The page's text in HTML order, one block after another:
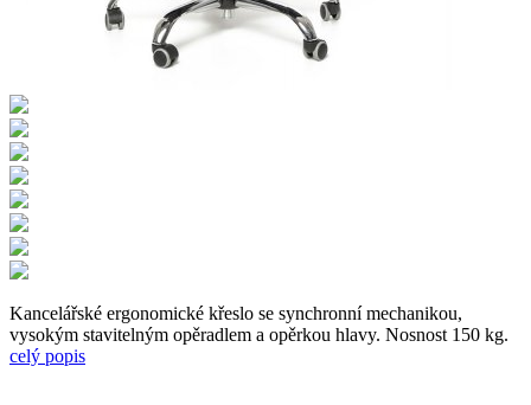
Kancelářské ergonomické křeslo se synchronní mechanikou,
vysokým stavitelným opěradlem a opěrkou hlavy. Nosnost 150 kg.
celý popis